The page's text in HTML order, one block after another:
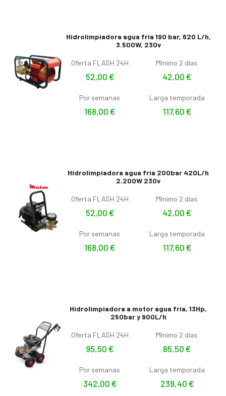
Hidrolimpiadora agua fría 190 bar, 620 L/h,
3.500W, 230v
Oferta FLASH 24H
52,00 €
Mínimo 2 días
42,00 €
Por semanas
168,00 €
Larga temporada
117,60 €
Hidrolimpiadora agua fría 200bar 420L/h
2.200W 230v
Oferta FLASH 24H
52,00 €
Mínimo 2 días
42,00 €
Por semanas
168,00 €
Larga temporada
117,60 €
Hidrolimpiadora a motor agua fría, 13Hp,
250bar y 900L/h
Oferta FLASH 24H
95,50 €
Mínimo 2 días
85,50 €
Por semanas
342,00 €
Larga temporada
239,40 €